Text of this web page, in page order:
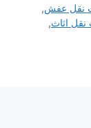
نقل عفش,
نقل اثاث,